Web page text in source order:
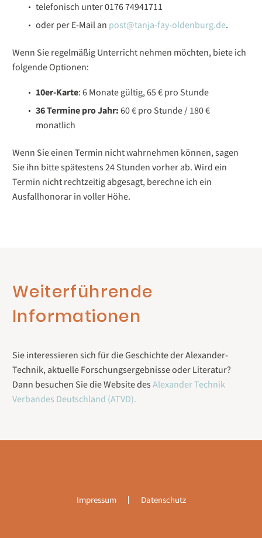
telefonisch unter 0176 74941711
oder per E-Mail an post@tanja-fay-oldenburg.de.
Wenn Sie regelmäßig Unterricht nehmen möchten, biete ich
folgende Optionen:
10er-Karte: 6 Monate gültig, 65 € pro Stunde
36 Termine pro Jahr: 60 € pro Stunde / 180 €
monatlich
Wenn Sie einen Termin nicht wahrnehmen können, sagen
Sie ihn bitte spätestens 24 Stunden vorher ab. Wird ein
Termin nicht rechtzeitig abgesagt, berechne ich ein
Ausfallhonorar in voller Höhe.
Weiterführende
Informationen
Sie interessieren sich für die Geschichte der Alexander-
Technik, aktuelle Forschungsergebnisse oder Literatur?
Dann besuchen Sie die Website des Alexander Technik
Verbandes Deutschland (ATVD).
Impressum Datenschutz